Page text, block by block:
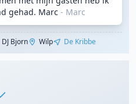
gehad. Marc - Marc
DJ Bjorn Wilp De Kribbe